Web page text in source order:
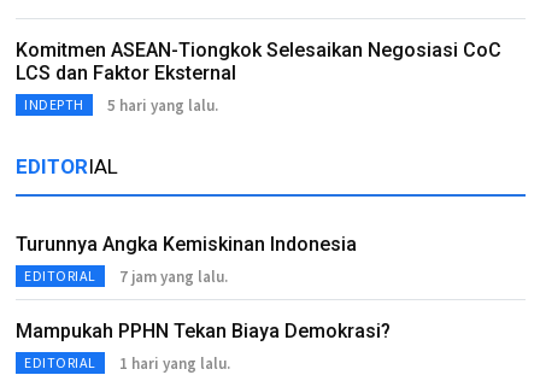
Komitmen ASEAN-Tiongkok Selesaikan Negosiasi CoC
LCS dan Faktor Eksternal
INDEPTH 5 hari yang lalu.
EDITORIAL
Turunnya Angka Kemiskinan Indonesia
EDITORIAL 7 jam yang lalu.
Mampukah PPHN Tekan Biaya Demokrasi?
EDITORIAL 1 hari yang lalu.